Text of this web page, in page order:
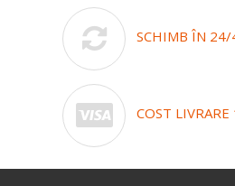
SCHIMB ÎN 24/
COST LIVRARE